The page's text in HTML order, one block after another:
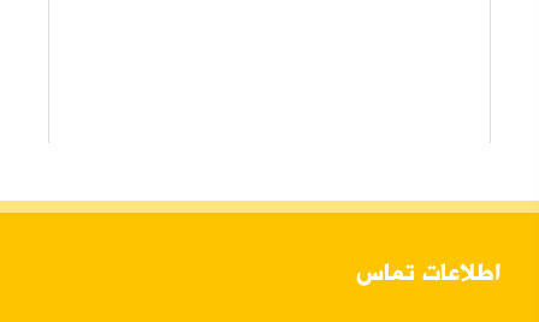
اطلاعات تماس